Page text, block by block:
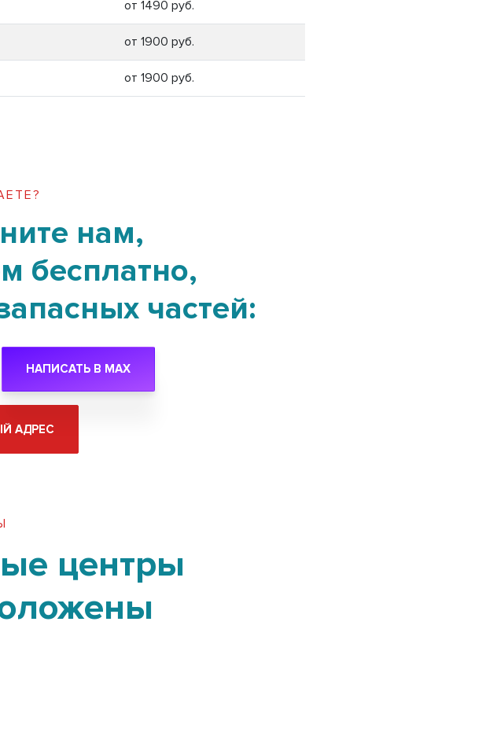
от 1490 руб.
от 1900 руб.
от 1900 руб.
нам,
бесплатно,
частей:
НАПИСАТЬ В MAX
АДРЕС
центры